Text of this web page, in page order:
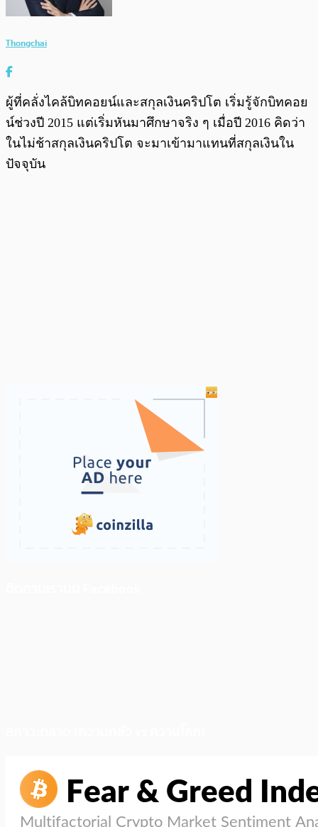
Thongchai
ผู้ที่คลั่งไคล้บิทคอยน์และสกุลเงินคริปโต เริ่มรู้จักบิทคอย
น์ช่วงปี 2015 แต่เริ่มหันมาศึกษาจริง ๆ เมื่อปี 2016 คิดว่า
ในไม่ช้าสกุลเงินคริปโต จะมาเข้ามาแทนที่สกุลเงินใน
ปัจจุบัน